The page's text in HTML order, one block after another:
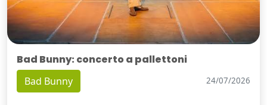
Bad Bunny: concerto a pallettoni
Bad Bunny 24/07/2026